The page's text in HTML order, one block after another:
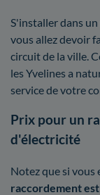
S'installer dans
vous allez devoir
circuit de la ville.
les Yvelines a
service de votre
Prix pour un
d'électricité
Notez que si vous
raccordement